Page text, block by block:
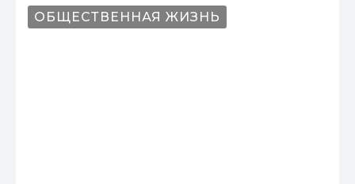
ОБЩЕСТВЕННАЯ ЖИЗНЬ